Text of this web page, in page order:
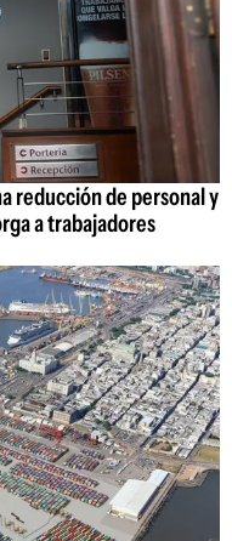
reducción de personal y
a trabajadores